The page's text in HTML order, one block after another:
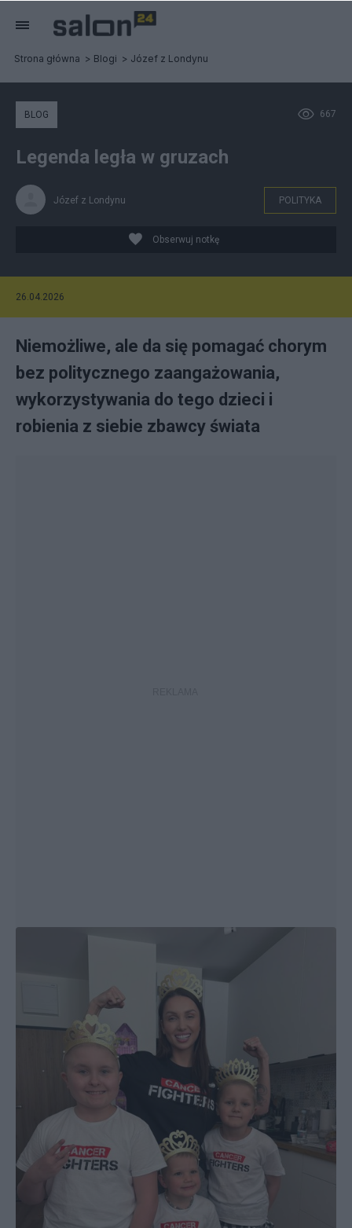
Strona główna Blogi Józef z Londynu
667
BLOG
Legenda legła w gruzach
Józef z Londynu POLITYKA
Obserwuj notkę
26.04.2026
Niemożliwe, ale da się pomagać chorym
bez politycznego zaangażowania,
wykorzystywania do tego dzieci i
robienia z siebie zbawcy świata